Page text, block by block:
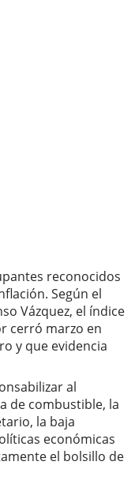
reconocidos
Según el
Vázquez, el índice
cerró marzo en
y que evidencia
al
de combustible, la
la baja
económicas
el bolsillo de